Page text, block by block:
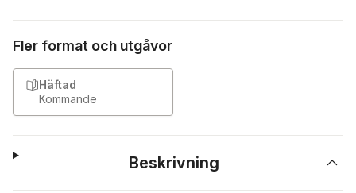
Fler format och utgåvor
Häftad
Kommande
Beskrivning